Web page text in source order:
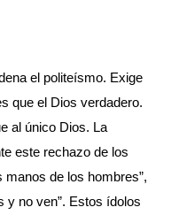
el politeísmo. Exige
que el Dios verdadero.
al único Dios. La
este rechazo de los
manos de los hombres”,
y no ven”. Estos ídolos